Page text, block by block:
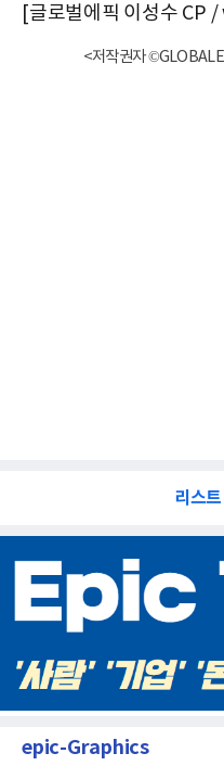
[글로벌에픽 이성수
<저작권자
리스트
epic-Graphics